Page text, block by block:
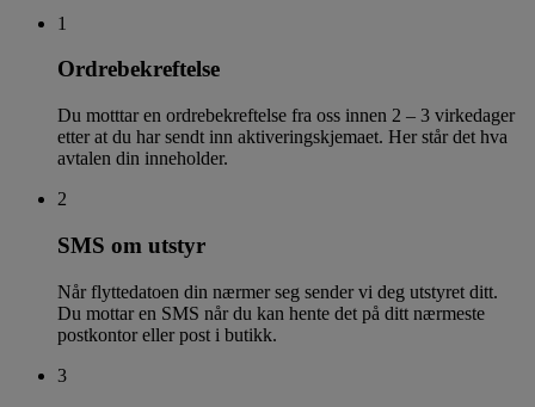
1
Ordrebekreftelse
Du motttar en ordrebekreftelse fra oss innen 2 – 3 virkedager
etter at du har sendt inn aktiveringskjemaet. Her står det hva
avtalen din inneholder.
2
SMS om utstyr
Når flyttedatoen din nærmer seg sender vi deg utstyret ditt.
Du mottar en SMS når du kan hente det på ditt nærmeste
postkontor eller post i butikk.
3